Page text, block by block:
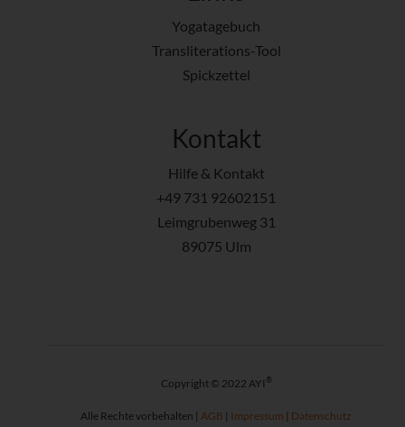
Yogatagebuch
Transliterations-Tool
Spickzettel
Kontakt
Hilfe & Kontakt
+49 731 92602151
Leimgrubenweg 31
89075 Ulm
Copyright © 2022 AYI ®
Alle Rechte vorbehalten | AGB | Impressum | Datenschutz